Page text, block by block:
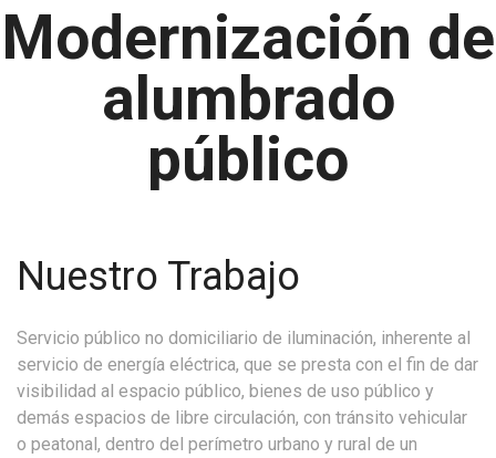
Modernización de
alumbrado
público
Nuestro Trabajo
Servicio público no domiciliario de iluminación, inherente al
servicio de energía eléctrica, que se presta con el fin de dar
visibilidad al espacio público, bienes de uso público y
demás espacios de libre circulación, con tránsito vehicular
o peatonal, dentro del perímetro urbano y rural de un